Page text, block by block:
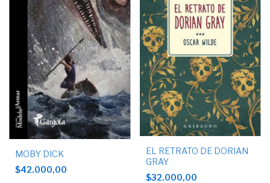
MOBY DICK
$42.000,00
EL RETRATO DE DORIAN
GRAY
$32.000,00